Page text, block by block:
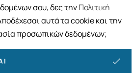
Προβολή
σου, δες τηνΠολιτική
αυτά τα cookie και την
προσωπικών δεδομένων;